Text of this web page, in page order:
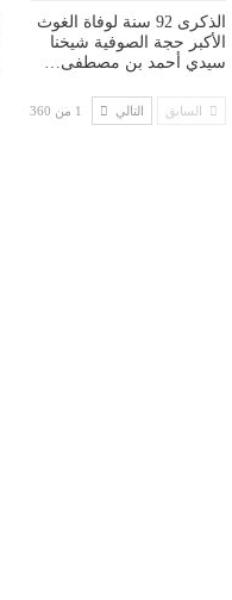
الذكرى 92 سنة لوفاة الغوث
الأكبر حجة الصوفية شيخنا
سيدي أحمد بن مصطفى…
السابق التالي 1 من 360